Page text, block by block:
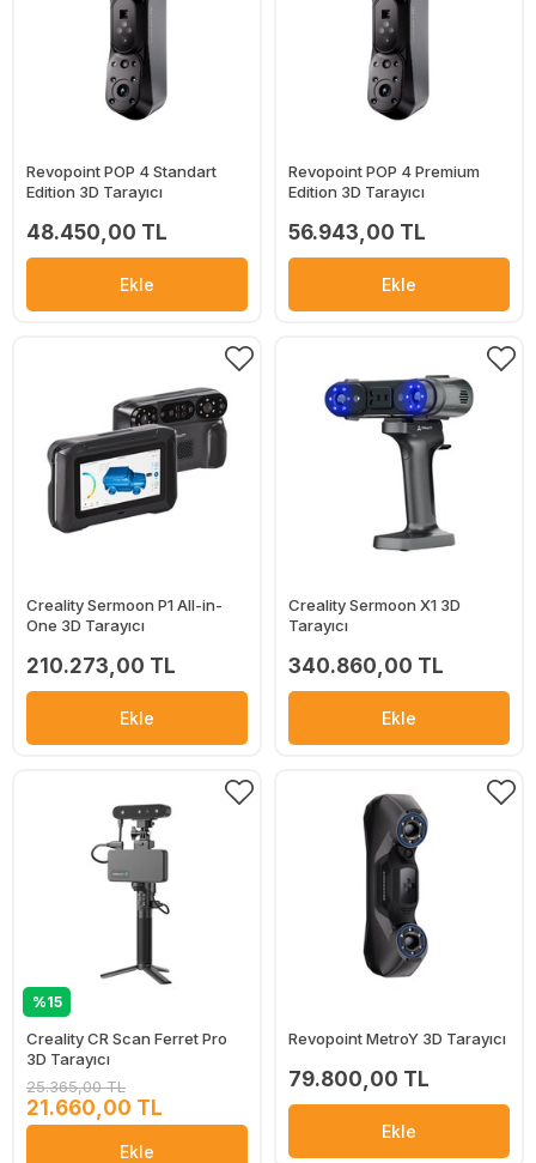
Revopoint POP 4 Standart
Edition 3D Tarayıcı
48.450,00 TL
Ekle
Revopoint POP 4 Premium
Edition 3D Tarayıcı
56.943,00 TL
Ekle
Creality Sermoon P1 All-in-
One 3D Tarayıcı
210.273,00 TL
Ekle
Creality Sermoon X1 3D
Tarayıcı
340.860,00 TL
Ekle
%15
Creality CR Scan Ferret Pro
3D Tarayıcı
25.365,00 TL
21.660,00 TL
Ekle
Revopoint MetroY 3D Tarayıcı
79.800,00 TL
Ekle